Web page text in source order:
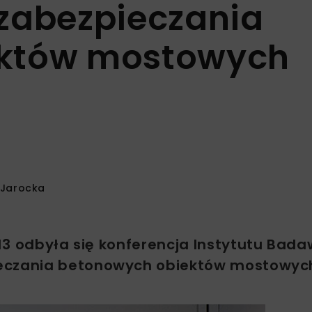
mostowych
odbyła się konferencja Instytutu
betonowych obiektów